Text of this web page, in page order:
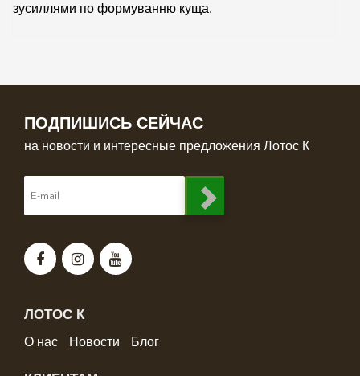
зусиллями по формуванню куща.
ПОДПИШИСЬ СЕЙЧАС
на новости и интересные предложения Лотос К
ЛОТОС К
О нас Новости Блог